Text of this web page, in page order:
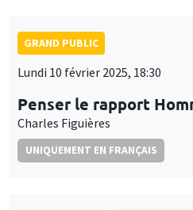
GRAND PUBLIC
Lundi 10 février 2025, 18:30
Penser le rapport
Charles Figuières
UNIQUEMENT EN FRANÇAIS